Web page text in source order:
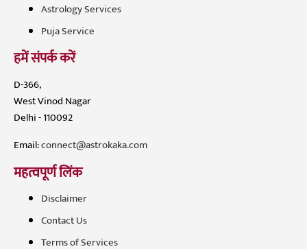
Astrology Services
Puja Service
हमें संपर्क करें
D-366,
West Vinod Nagar
Delhi - 110092
Email:connect@astrokaka.com
महत्वपूर्ण लिंक
Disclaimer
Contact Us
Terms of Services